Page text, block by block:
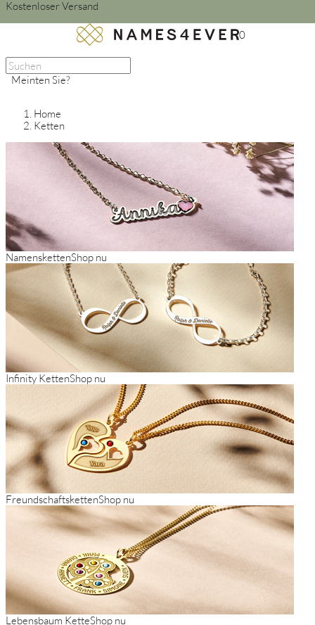
Kostenloser Versand
0
Meinten Sie?
Home
Ketten
NamenskettenShop nu
Infinity KettenShop nu
FreundschaftskettenShop nu
Lebensbaum KetteShop nu